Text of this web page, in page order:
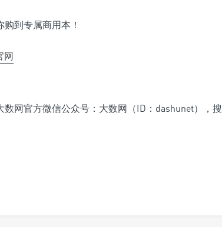
到专属商用本！
网
网官方微信公众号：大数网（ID：dashunet），搜